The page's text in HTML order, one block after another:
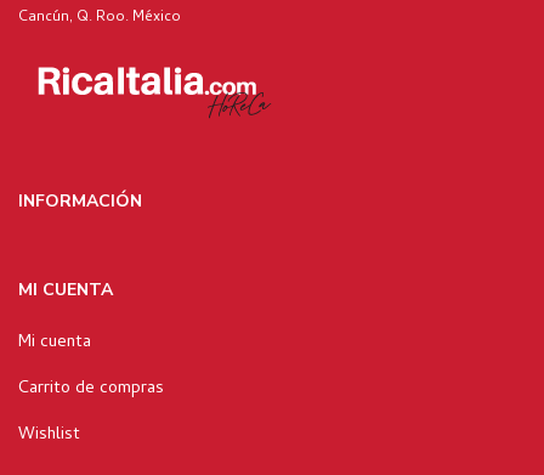
Cancún, Q. Roo. México
INFORMACIÓN
MI CUENTA
Mi cuenta
Carrito de compras
Wishlist